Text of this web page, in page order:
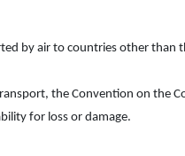
by air to countries other
the Convention on the
for loss or damage.